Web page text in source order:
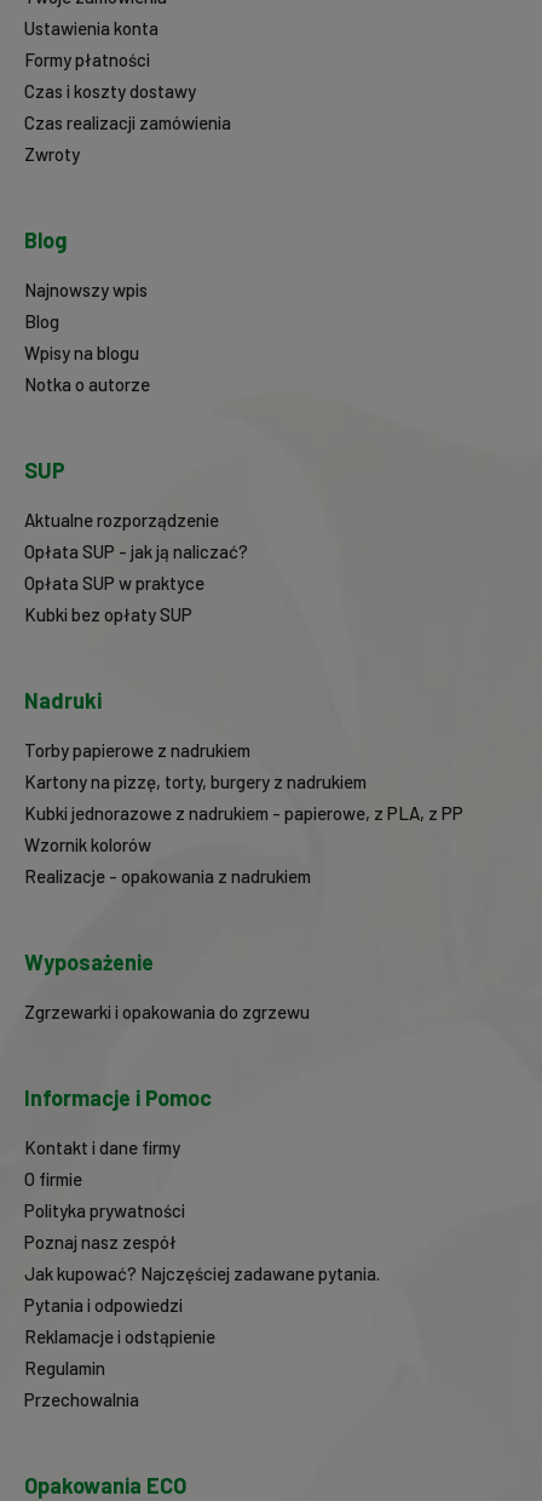
Ustawienia konta
Formy płatności
Czas i koszty dostawy
Czas realizacji zamówienia
Zwroty
Blog
Najnowszy wpis
Blog
Wpisy na blogu
Notka o autorze
SUP
Aktualne rozporządzenie
Opłata SUP - jak ją naliczać?
Opłata SUP w praktyce
Kubki bez opłaty SUP
Nadruki
Torby papierowe z nadrukiem
Kartony na pizzę, torty, burgery z nadrukiem
Kubki jednorazowe z nadrukiem - papierowe, z PLA, z PP
Wzornik kolorów
Realizacje - opakowania z nadrukiem
Wyposażenie
Zgrzewarki i opakowania do zgrzewu
Informacje i Pomoc
Kontakt i dane firmy
O firmie
Polityka prywatności
Poznaj nasz zespół
Jak kupować? Najczęściej zadawane pytania.
Pytania i odpowiedzi
Reklamacje i odstąpienie
Regulamin
Przechowalnia
Opakowania ECO